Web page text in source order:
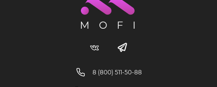
8 (800) 511-50-88